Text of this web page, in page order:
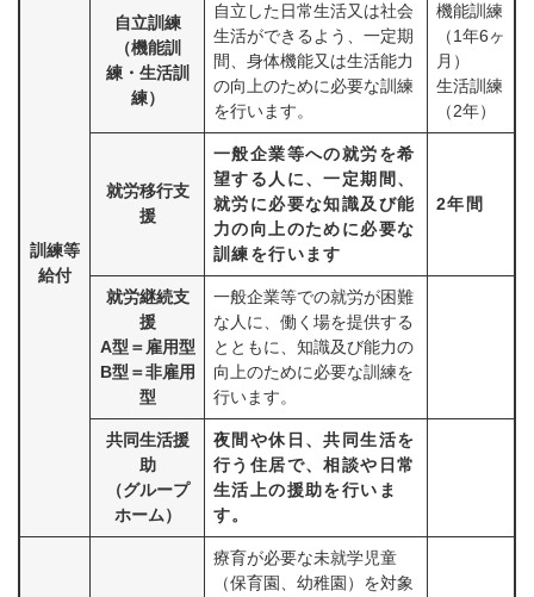
訓練等
給付
自立訓練
（機能訓
練・生活訓
練）
自立した日常生活又は社会
生活ができるよう、一定期
間、身体機能又は生活能力
の向上のために必要な訓練
を行います。
機能訓練
（1年6ヶ
月）
生活訓練
（2年）
就労移行支
援
一般企業等への就労を希
望する人に、一定期間、
就労に必要な知識及び能
力の向上のために必要な
訓練を行います
2年間
就労継続支
援
A型＝雇用型
B型＝非雇用
型
一般企業等での就労が困難
な人に、働く場を提供する
とともに、知識及び能力の
向上のために必要な訓練を
行います。
共同生活援
助
（グループ
ホーム）
夜間や休日、共同生活を
行う住居で、相談や日常
生活上の援助を行いま
す。
療育が必要な未就学児童
（保育園、幼稚園）を対象